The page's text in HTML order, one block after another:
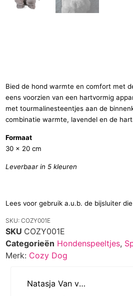
Bied de hond warmte en comfort met
eens voorzien van een hartvormig
met tourmalinesteentjes aan de
combinatie warmte, lavendel en de
Formaat
30 x 20 cm
Leverbaar in 5 kleuren
Lees voor gebruik a.u.b. de bijsluiter
SKU: COZY001E
SKU COZY001E
Categorieën Hondenspeeltjes,
Merk: Cozy Dog